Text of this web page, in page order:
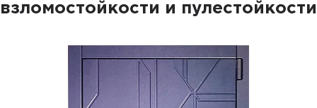
взломостойкости и пулестойкости